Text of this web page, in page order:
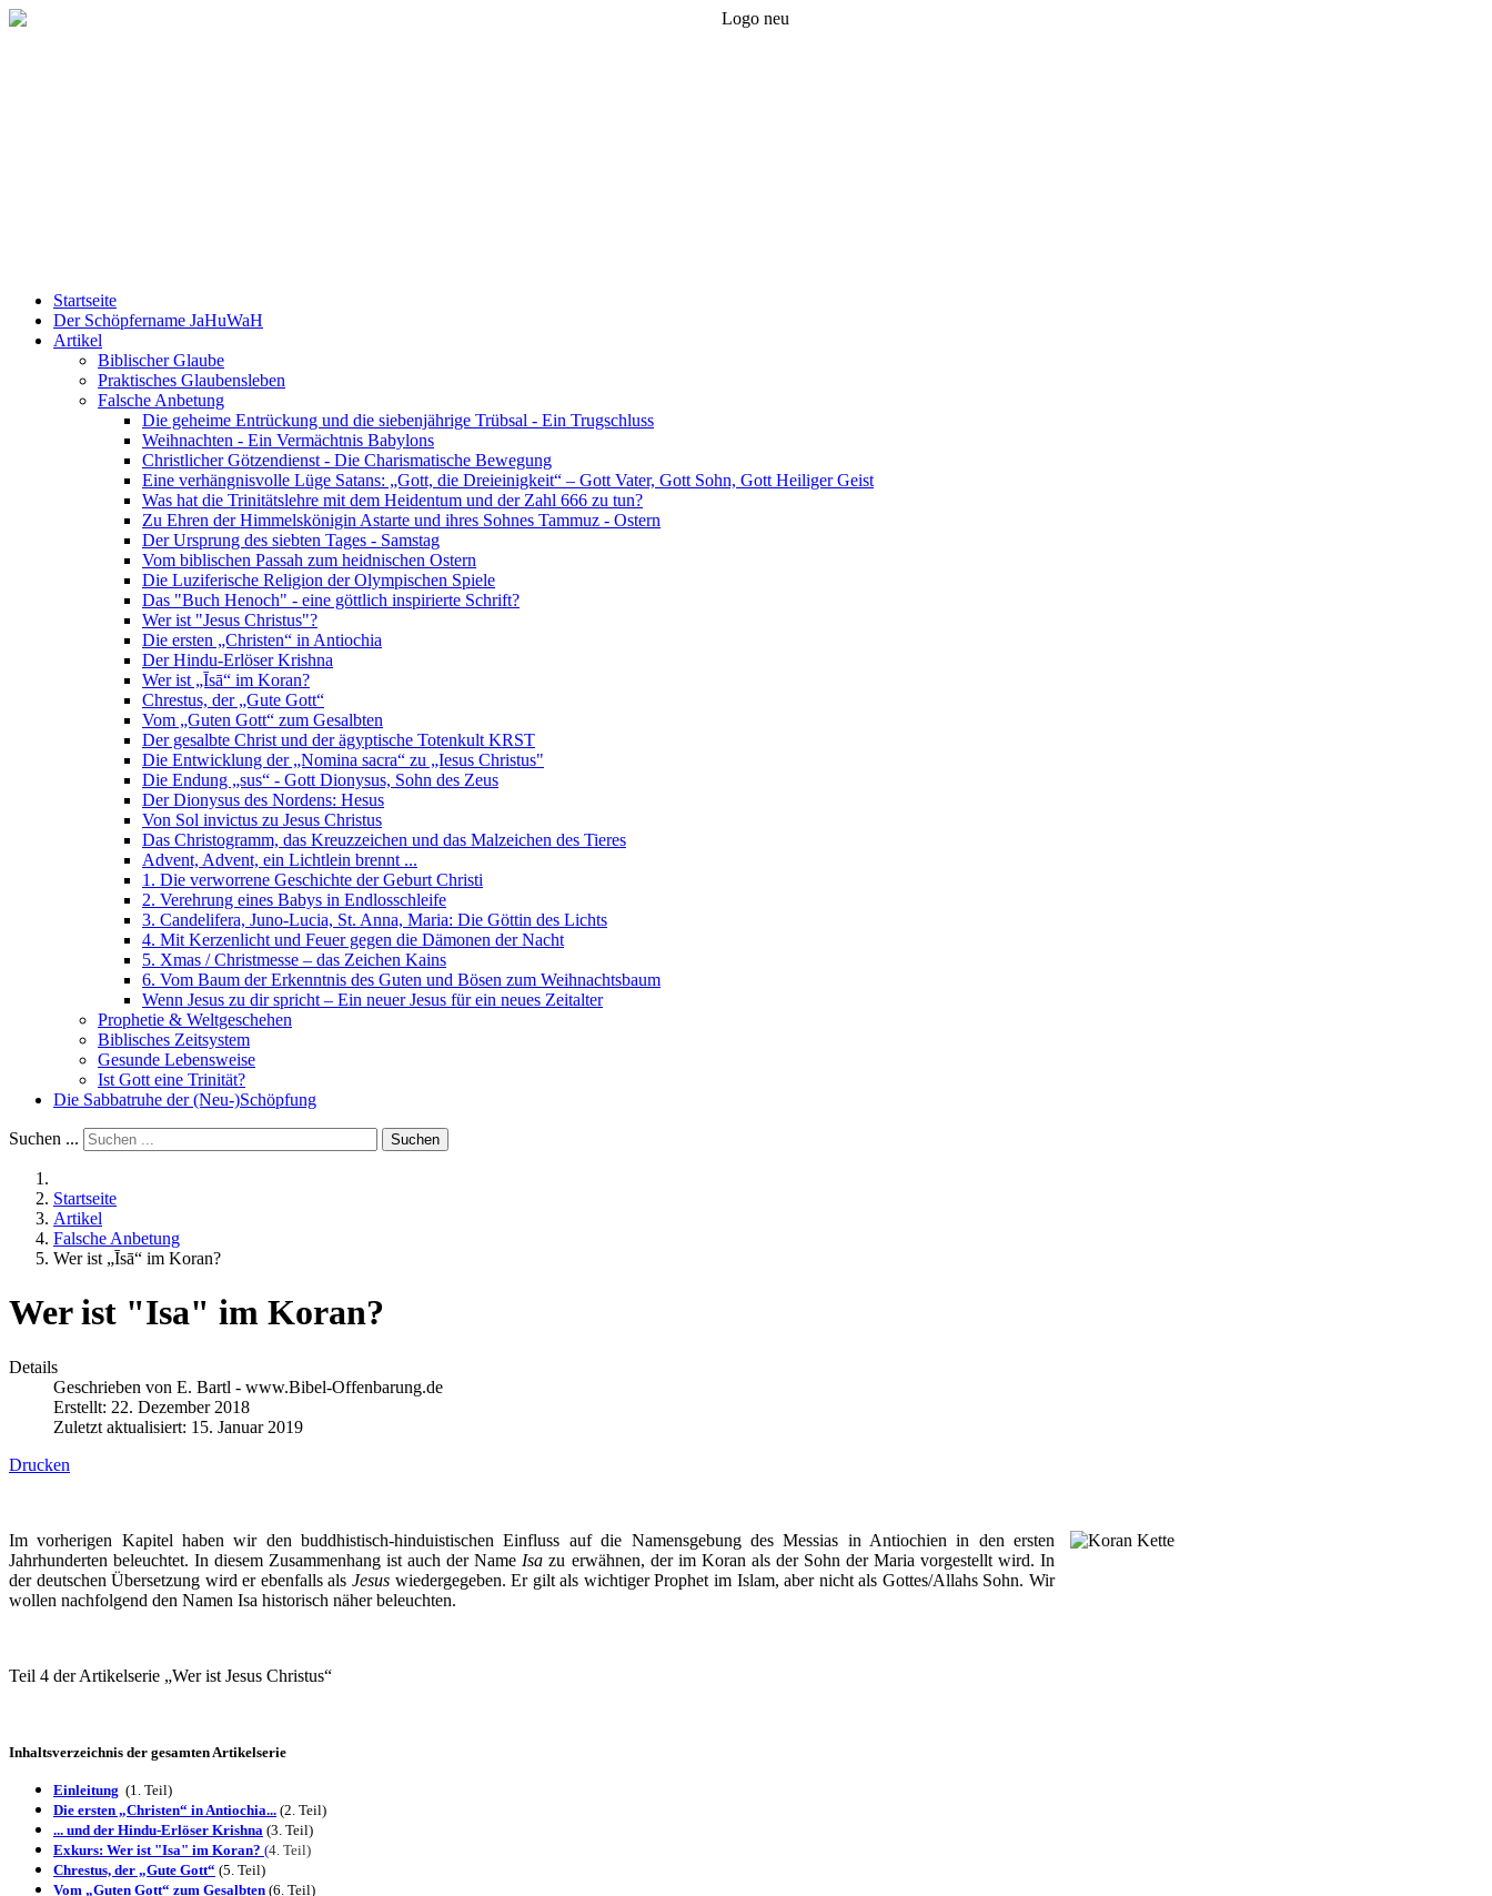
Startseite
Der Schöpfername JaHuWaH
Artikel
Biblischer Glaube
Praktisches Glaubensleben
Falsche Anbetung
Die geheime Entrückung und die siebenjährige Trübsal - Ein Trugschluss
Weihnachten - Ein Vermächtnis Babylons
Christlicher Götzendienst - Die Charismatische Bewegung
Eine verhängnisvolle Lüge Satans: „Gott, die Dreieinigkeit“ – Gott Vater, Gott Sohn, Gott Heiliger Geist
Was hat die Trinitätslehre mit dem Heidentum und der Zahl 666 zu tun?
Zu Ehren der Himmelskönigin Astarte und ihres Sohnes Tammuz - Ostern
Der Ursprung des siebten Tages - Samstag
Vom biblischen Passah zum heidnischen Ostern
Die Luziferische Religion der Olympischen Spiele
Das "Buch Henoch" - eine göttlich inspirierte Schrift?
Wer ist "Jesus Christus"?
Die ersten „Christen“ in Antiochia
Der Hindu-Erlöser Krishna
Wer ist „Īsā“ im Koran?
Chrestus, der „Gute Gott“
Vom „Guten Gott“ zum Gesalbten
Der gesalbte Christ und der ägyptische Totenkult KRST
Die Entwicklung der „Nomina sacra“ zu „Iesus Christus"
Die Endung „sus“ - Gott Dionysus, Sohn des Zeus
Der Dionysus des Nordens: Hesus
Von Sol invictus zu Jesus Christus
Das Christogramm, das Kreuzzeichen und das Malzeichen des Tieres
Advent, Advent, ein Lichtlein brennt ...
1. Die verworrene Geschichte der Geburt Christi
2. Verehrung eines Babys in Endlosschleife
3. Candelifera, Juno-Lucia, St. Anna, Maria: Die Göttin des Lichts
4. Mit Kerzenlicht und Feuer gegen die Dämonen der Nacht
5. Xmas / Christmesse – das Zeichen Kains
6. Vom Baum der Erkenntnis des Guten und Bösen zum Weihnachtsbaum
Wenn Jesus zu dir spricht – Ein neuer Jesus für ein neues Zeitalter
Prophetie & Weltgeschehen
Biblisches Zeitsystem
Gesunde Lebensweise
Ist Gott eine Trinität?
Die Sabbatruhe der (Neu-)Schöpfung
Suchen ... Suchen
Startseite
Artikel
Falsche Anbetung
Wer ist „Īsā“ im Koran?
Wer ist "Isa" im Koran?
Details
Geschrieben von E. Bartl - www.Bibel-Offenbarung.de
Erstellt: 22. Dezember 2018
Zuletzt aktualisiert: 15. Januar 2019
Drucken
Im vorherigen Kapitel haben wir den buddhistisch-hinduistischen Einfluss auf die Namensgebung des Messias in Antiochien in den ersten
Jahrhunderten beleuchtet. In diesem Zusammenhang ist auch der Name Isa zu erwähnen, der im Koran als der Sohn der Maria vorgestellt wird. In
der deutschen Übersetzung wird er ebenfalls als Jesus wiedergegeben. Er gilt als wichtiger Prophet im Islam, aber nicht als Gottes/Allahs Sohn. Wir
wollen nachfolgend den Namen Isa historisch näher beleuchten.
Teil 4 der Artikelserie „Wer ist Jesus Christus“
Inhaltsverzeichnis der gesamten Artikelserie
Einleitung (1. Teil)
Die ersten „Christen“ in Antiochia... (2. Teil)
... und der Hindu-Erlöser Krishna (3. Teil)
Exkurs: Wer ist "Isa" im Koran? (4. Teil)
Chrestus, der „Gute Gott“ (5. Teil)
Vom „Guten Gott“ zum Gesalbten (6. Teil)